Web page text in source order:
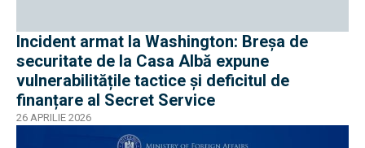
Incident armat la Washington: Breșa de
securitate de la Casa Albă expune
vulnerabilitățile tactice și deficitul de
finanțare al Secret Service
26 APRILIE 2026